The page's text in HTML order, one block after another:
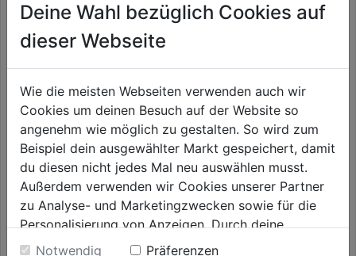
Vogelfutter-Silo Chalet
0.0 (0)
18,99€
Vogelfutter-Silo Gaisberg
0.0 (0)
0.0
5
19,99€
Deine Wahl bezüglich Cookies auf
dieser Webseite
Wie die meisten Webseiten verwenden auch wir
Cookies um deinen Besuch auf der Website so
angenehm wie möglich zu gestalten. So wird zum
Beispiel dein ausgewählter Markt gespeichert, damit
du diesen nicht jedes Mal neu auswählen musst.
Außerdem verwenden wir Cookies unserer Partner
zu Analyse- und Marketingzwecken sowie für die
Personalisierung von Anzeigen. Durch deine
Einwilligung werden die Daten von Drittanbieter,
Notwendig
Präferenzen